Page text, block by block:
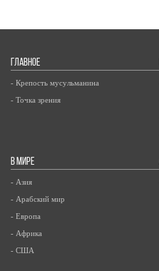
ГЛАВНОЕ
- Крепость мусульманина
- Точка зрения
В МИРЕ
- Азия
- Арабский мир
- Европа
- Африка
- США